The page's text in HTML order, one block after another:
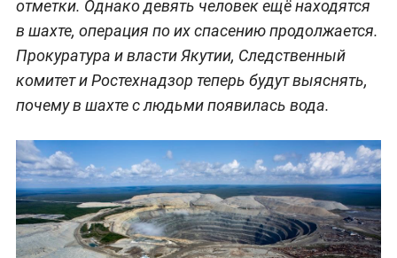
отметки. Однако девять человек ещё находятся
в шахте, операция по их спасению продолжается.
Прокуратура и власти Якутии, Следственный
комитет и Ростехнадзор теперь будут выяснять,
почему в шахте с людьми появилась вода.